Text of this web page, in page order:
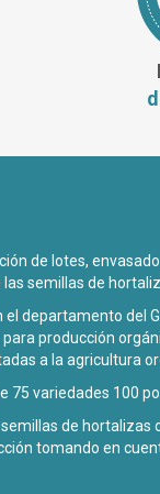
de lotes,
semillas de
departamento del
producción
a la agricultura
variedades 100
de
tomando en